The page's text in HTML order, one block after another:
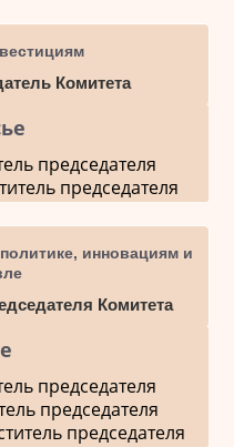
Комитета
председателя
председателя
инновациям и
Комитета
председателя
председателя
председателя